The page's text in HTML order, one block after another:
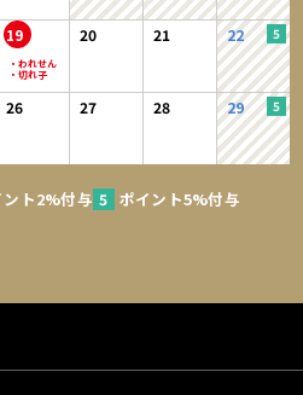
個人情報管理および利用目的】
会員の住所、電話番号、メールアドレ
報がネットサーバ上に登録されますが、
に従い、その個人情報を適切かつ確実に
り開示が求められる場合を除き、開示し
お問い合せについての返信・連絡、メー
案内、購入商品の発送のために利用する
トなど一個人が特定できない範囲で集
空の人物を登録した場合、本人以外の
19 20 21 22
26 27 28 29
ント2%付与
ポイント5%付与